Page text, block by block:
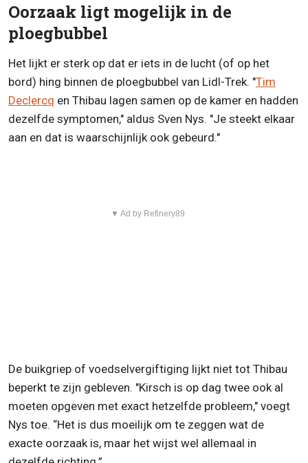
Oorzaak ligt mogelijk in de
ploegbubbel
Het lijkt er sterk op dat er iets in de lucht (of op het
bord) hing binnen de ploegbubbel van Lidl-Trek. "Tim
Declercq en Thibau lagen samen op de kamer en hadden
dezelfde symptomen," aldus Sven Nys. "Je steekt elkaar
aan en dat is waarschijnlijk ook gebeurd."
▼ Ad by Refinery89
De buikgriep of voedselvergiftiging lijkt niet tot Thibau
beperkt te zijn gebleven. "Kirsch is op dag twee ook al
moeten opgeven met exact hetzelfde probleem," voegt
Nys toe. “Het is dus moeilijk om te zeggen wat de
exacte oorzaak is, maar het wijst wel allemaal in